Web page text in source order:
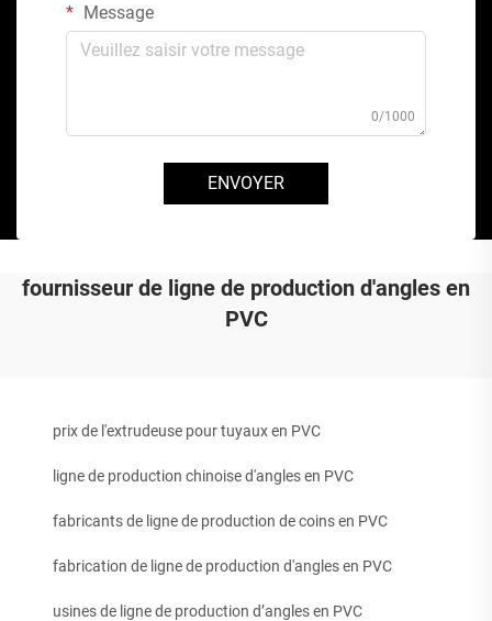
Message
0/1000
ENVOYER
fournisseur de ligne de production d'angles en
PVC
prix de l'extrudeuse pour tuyaux en PVC
ligne de production chinoise d'angles en PVC
fabricants de ligne de production de coins en PVC
fabrication de ligne de production d'angles en PVC
usines de ligne de production d’angles en PVC